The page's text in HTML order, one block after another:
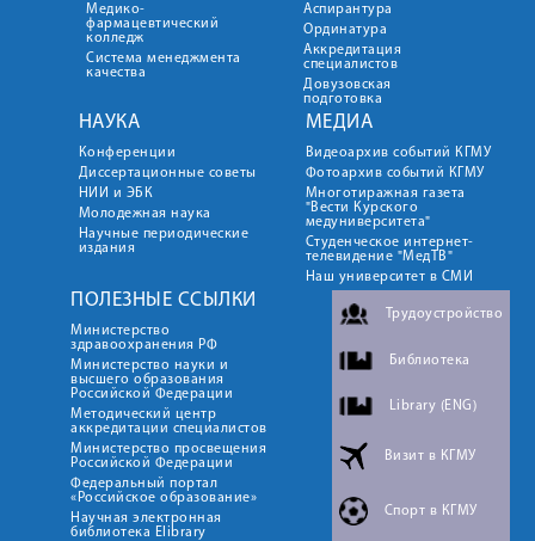
Медико-
фармацевтический
колледж
Система менеджмента
качества
Аспирантура
Ординатура
Аккредитация
специалистов
Довузовская
подготовка
НАУКА
Конференции
Диссертационные советы
НИИ и ЭБК
Молодежная наука
Научные периодические
издания
МЕДИА
Видеоархив событий КГМУ
Фотоархив событий КГМУ
Многотиражная газета
"Вести Курского
медуниверситета"
Студенческое интернет-
телевидение "МедТВ"
Наш университет в СМИ
ПОЛЕЗНЫЕ ССЫЛКИ
Министерство
здравоохранения РФ
Министерство науки и
высшего образования
Российской Федерации
Методический центр
аккредитации специалистов
Министерство просвещения
Российской Федерации
Федеральный портал
«Российское образование»
Научная электронная
библиотека Elibrary
Трудоустройство
Библиотека
Library (ENG)
Визит в КГМУ
Спорт в КГМУ